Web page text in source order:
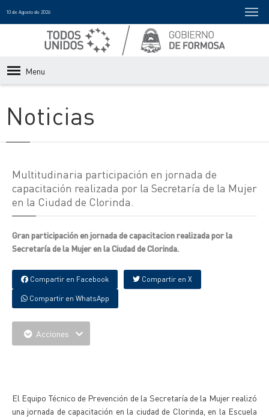
10 de Agosto de 2026
Menu
Noticias
Multitudinaria participación en jornada de
capacitación realizada por la Secretaría de la Mujer
en la Ciudad de Clorinda.
Gran participación en jornada de capacitacion realizada por la
Secretaría de la Mujer en la Ciudad de Clorinda.
Compartir en Facebook Compartir en X
Compartir en WhatsApp
Acciones
El Equipo Técnico de Prevención de la Secretaría de la Mujer realizó
una jornada de capacitación en la ciudad de Clorinda, en la Escuela